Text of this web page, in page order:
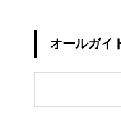
オールガイ